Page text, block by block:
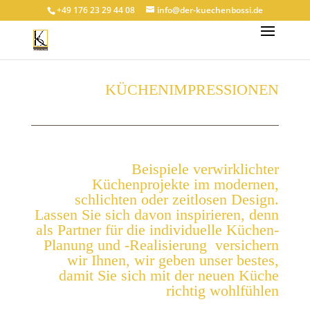
+49 176 23 29 44 08 info@der-kuechenbossi.de
KÜCHENIMPRESSIONEN
Beispiele verwirklichter
Küchenprojekte im modernen,
schlichten oder zeitlosen Design.
Lassen Sie sich davon inspirieren, denn
als Partner für die individuelle Küchen-
Planung und -Realisierung versichern
wir Ihnen, wir geben unser bestes,
damit Sie sich mit der neuen Küche
richtig wohlfühlen